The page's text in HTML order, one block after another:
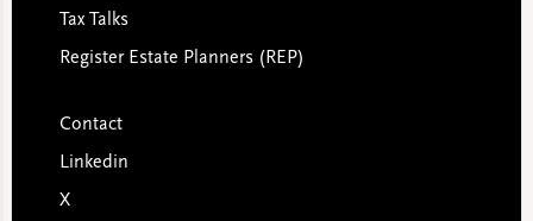
Tax Talks
Register Estate Planners (REP)
Contact
Linkedin
X